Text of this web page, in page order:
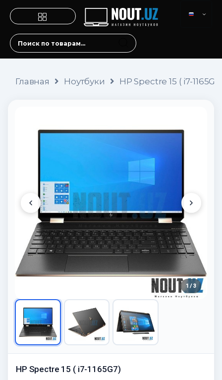
Главная Ноутбуки HP Spectre 15 ( i7-
1 / 3
HP Spectre 15 ( i7-1165G7)